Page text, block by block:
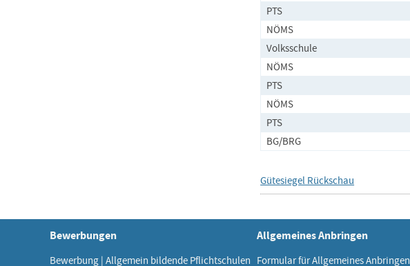
PTS
NÖMS
Volksschule
NÖMS
PTS
NÖMS
PTS
BG/BRG
Gütesiegel Rückschau
Bewerbungen
Bewerbung | Allgemein bildende Pflichtschulen
Allgemeines Anbringen
Formular für Allgemeines Anbringen